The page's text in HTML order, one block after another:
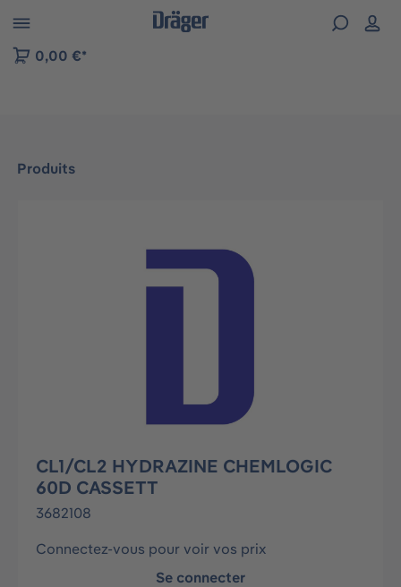
to B2B platform navigation
0,00 €*
Produits
Ignorer la galerie d'images
CL1/CL2 HYDRAZINE CHEMLOGIC
60D CASSETT
3682108
Connectez-vous pour voir vos prix
Se connecter